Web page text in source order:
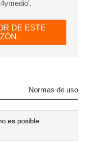
DE ESTE
Normas de uso
es posible